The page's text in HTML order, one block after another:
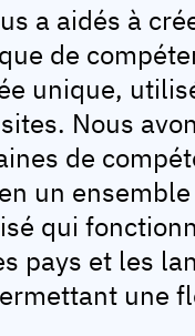
a aidés à
de
unique,
Nous
de
un
qui
pays et les
une